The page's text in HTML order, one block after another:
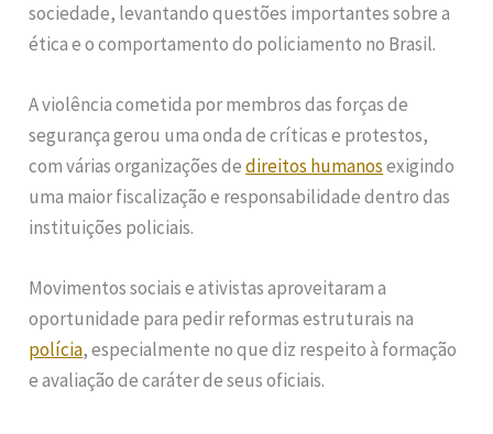
sociedade, levantando questões importantes sobre a
ética e o comportamento do policiamento no Brasil.
A violência cometida por membros das forças de
segurança gerou uma onda de críticas e protestos,
com várias organizações dedireitos humanosexigindo
uma maior fiscalização e responsabilidade dentro das
instituições policiais.
Movimentos sociais e ativistas aproveitaram a
oportunidade para pedir reformas estruturais na
polícia, especialmente no que diz respeito à formação
e avaliação de caráter de seus oficiais.